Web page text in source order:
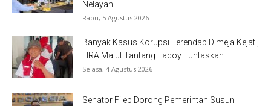
Nelayan
Rabu, 5 Agustus 2026
Banyak Kasus Korupsi Terendap Dimeja Kejati,
LIRA Malut Tantang Tacoy Tuntaskan...
Selasa, 4 Agustus 2026
Senator Filep Dorong Pemerintah Susun